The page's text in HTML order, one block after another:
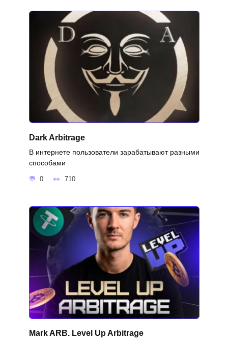
Dark Arbitrage
В интернете пользователи зарабатывают разными
способами
0 710
Mark ARB. Level Up Arbitrage